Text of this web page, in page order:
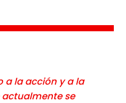
a la acción y a la
se